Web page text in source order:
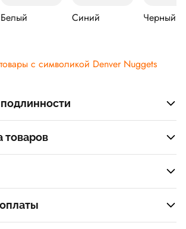
Белый Синий Черный
с символикой Denver Nuggets
товаров